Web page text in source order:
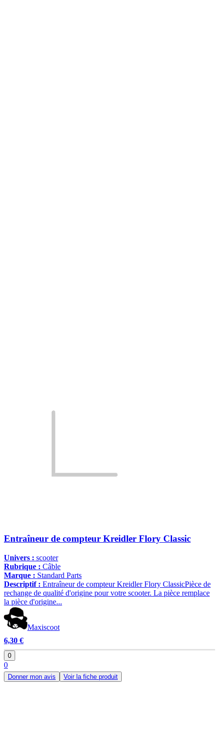
Entraîneur de compteur Kreidler Flory Classic
Univers : scooter
Rubrique : Câble
Marque : Standard Parts
Descriptif : Entraîneur de compteur Kreidler Flory ClassicPièce de
rechange de qualité d'origine pour votre scooter. La pièce remplace
la pièce d'origine...
Maxiscoot
6,30 €
0
0
Donner mon avis Voir la fiche produit